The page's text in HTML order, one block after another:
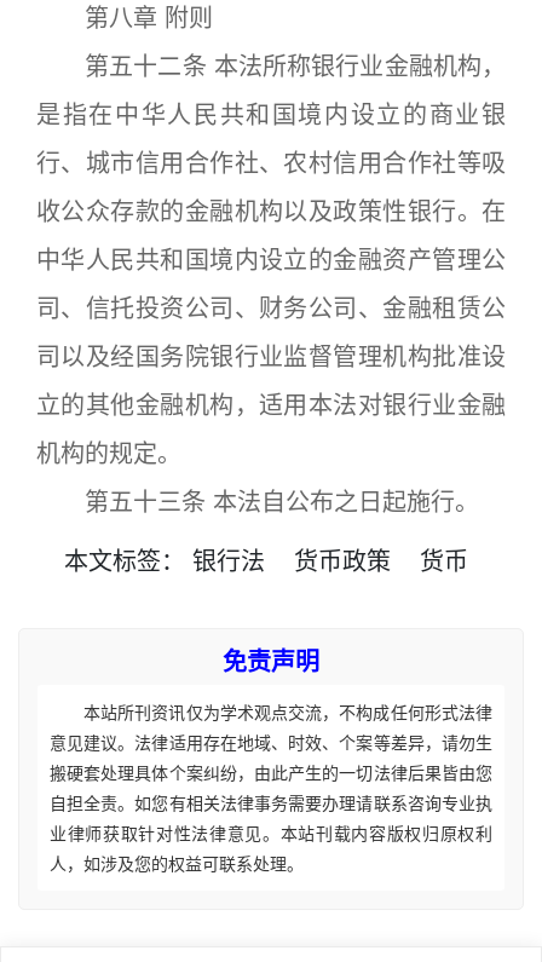
第八章 附则
第五十二条 本法所称银行业金融机构，
是指在中华人民共和国境内设立的商业银
行、城市信用合作社、农村信用合作社等吸
收公众存款的金融机构以及政策性银行。在
中华人民共和国境内设立的金融资产管理公
司、信托投资公司、财务公司、金融租赁公
司以及经国务院银行业监督管理机构批准设
立的其他金融机构，适用本法对银行业金融
机构的规定。
第五十三条 本法自公布之日起施行。
本文标签： 银行法 货币政策 货币
免责声明
本站所刊资讯仅为学术观点交流，不构成任何形式法律
意见建议。法律适用存在地域、时效、个案等差异，请勿生
搬硬套处理具体个案纠纷，由此产生的一切法律后果皆由您
自担全责。如您有相关法律事务需要办理请联系咨询专业执
业律师获取针对性法律意见。本站刊载内容版权归原权利
人，如涉及您的权益可联系处理。